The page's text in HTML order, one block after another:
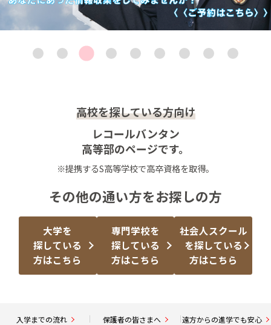
高校を探している方向け
レコールバンタン
高等部のページです。
※提携するS高等学校で高卒資格を取得。
その他の通い方をお探しの方
大学を
探している
方はこちら
専門学校を
探している
方はこちら
社会人スクール
を探している
方はこちら
入学までの流れ 保護者の皆さまへ 遠方からの進学でも安心